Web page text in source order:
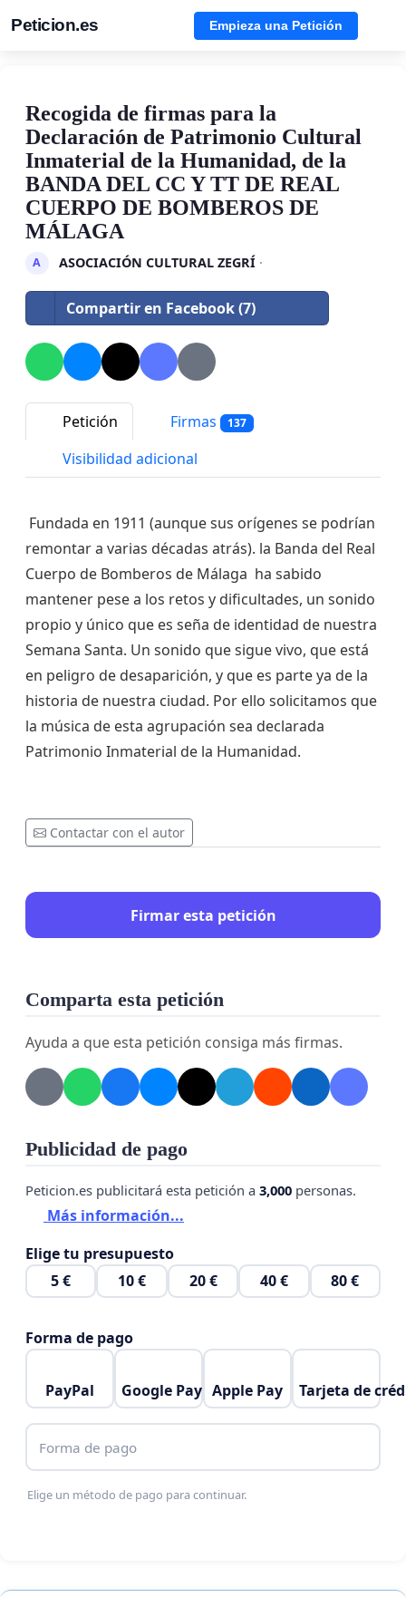
Peticion.es Empieza una Petición
Recogida de firmas para la
Declaración de Patrimonio Cultural
Inmaterial de la Humanidad, de la
BANDA DEL CC Y TT DE REAL
CUERPO DE BOMBEROS DE
MÁLAGA
A ASOCIACIÓN CULTURAL ZEGRÍ·
Compartir en Facebook (7)
Petición Firmas 137
Visibilidad adicional
Fundada en 1911 (aunque sus orígenes se podrían
remontar a varias décadas atrás). la Banda del Real
Cuerpo de Bomberos de Málaga ha sabido
mantener pese a los retos y dificultades, un sonido
propio y único que es seña de identidad de nuestra
Semana Santa. Un sonido que sigue vivo, que está
en peligro de desaparición, y que es parte ya de la
historia de nuestra ciudad. Por ello solicitamos que
la música de esta agrupación sea declarada
Patrimonio Inmaterial de la Humanidad.
Contactar con el autor
Firmar esta petición
Comparta esta petición
Ayuda a que esta petición consiga más firmas.
Publicidad de pago
Peticion.es publicitará esta petición a 3,000 personas.
Más información...
Elige tu presupuesto
5 €
10 € 20 € 40 € 80 €
Forma de pago
PayPal Google Pay Apple Pay Tarjeta de
Forma de pago
Elige un método de pago para continuar.